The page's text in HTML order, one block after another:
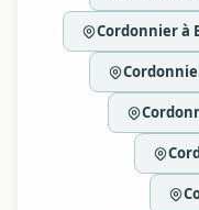
Cordonnier à